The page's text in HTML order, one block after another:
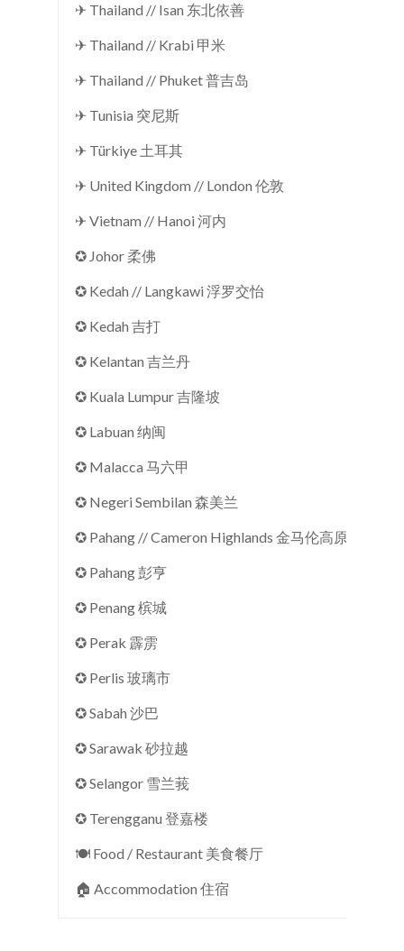
✈ Thailand // Isan 东北依善
✈ Thailand // Krabi 甲米
✈ Thailand // Phuket 普吉岛
✈ Tunisia 突尼斯
✈ Türkiye 土耳其
✈ United Kingdom // London 伦敦
✈ Vietnam // Hanoi 河内
✪ Johor 柔佛
✪ Kedah // Langkawi 浮罗交怡
✪ Kedah 吉打
✪ Kelantan 吉兰丹
✪ Kuala Lumpur 吉隆坡
✪ Labuan 纳闽
✪ Malacca 马六甲
✪ Negeri Sembilan 森美兰
✪ Pahang // Cameron Highlands 金马伦高原
✪ Pahang 彭亨
✪ Penang 槟城
✪ Perak 霹雳
✪ Perlis 玻璃市
✪ Sabah 沙巴
✪ Sarawak 砂拉越
✪ Selangor 雪兰莪
✪ Terengganu 登嘉楼
🍽 Food / Restaurant 美食餐厅
🏠︎ Accommodation 住宿